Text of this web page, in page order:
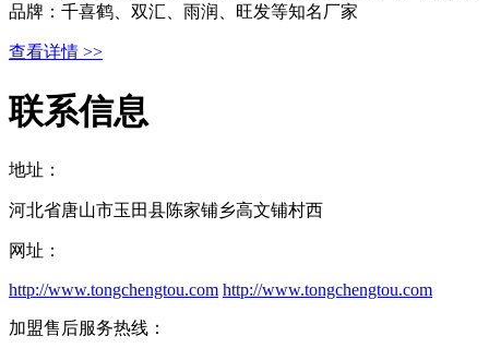
品牌：千喜鹤、双汇、雨润、旺发等知名厂家
查看详情 >>
联系信息
地址：
河北省唐山市玉田县陈家铺乡高文铺村西
网址：
http://www.tongchengtou.com http://www.tongchengtou.com
加盟售后服务热线：